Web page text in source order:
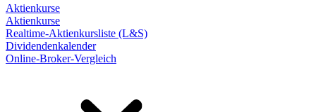
Aktienkurse
Aktienkurse
Realtime-Aktienkursliste (L&S)
Dividendenkalender
Online-Broker-Vergleich